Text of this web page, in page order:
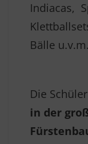
Indiacas,
Bälle
Die
in der